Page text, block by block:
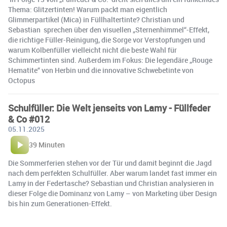
Thema: Glitzertinten! Warum packt man eigentlich
Glimmerpartikel (Mica) in Füllhaltertinte? Christian und
Sebastian sprechen über den visuellen „Sternenhimmel“-Effekt,
die richtige Füller-Reinigung, die Sorge vor Verstopfungen und
warum Kolbenfüller vielleicht nicht die beste Wahl für
Schimmertinten sind. Außerdem im Fokus: Die legendäre „Rouge
Hematite“ von Herbin und die innovative Schwebetinte von
Octopus
Schulfüller: Die Welt jenseits von Lamy - Füllfeder
& Co #012
05.11.2025
39 Minuten
Die Sommerferien stehen vor der Tür und damit beginnt die Jagd
nach dem perfekten Schulfüller. Aber warum landet fast immer ein
Lamy in der Federtasche? Sebastian und Christian analysieren in
dieser Folge die Dominanz von Lamy – von Marketing über Design
bis hin zum Generationen-Effekt.